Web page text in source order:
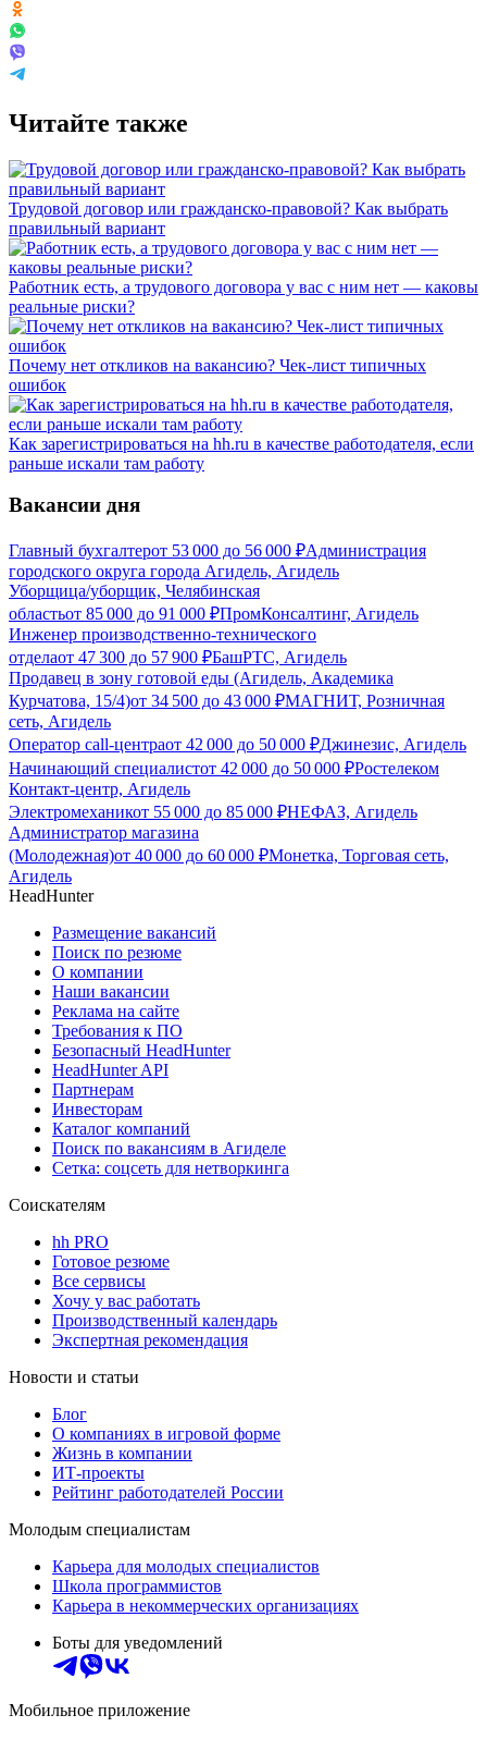
Читайте также
Трудовой договор или гражданско-правовой? Как выбрать
правильный вариант
Работник есть, а трудового договора у вас с ним нет — каковы
реальные риски?
Почему нет откликов на вакансию? Чек-лист типичных
ошибок
Как зарегистрироваться на hh.ru в качестве работодателя, если
раньше искали там работу
Вакансии дня
Главный бухгалтерот 53 000 до 56 000 ₽Администрация
городского округа города Агидель, Агидель
Уборщица/уборщик, Челябинская
областьот 85 000 до 91 000 ₽ПромКонсалтинг, Агидель
Инженер производственно-технического
отделаот 47 300 до 57 900 ₽БашРТС, Агидель
Продавец в зону готовой еды (Агидель, Академика
Курчатова, 15/4)от 34 500 до 43 000 ₽МАГНИТ, Розничная
сеть, Агидель
Оператор call-центраот 42 000 до 50 000 ₽Джинезис, Агидель
Начинающий специалистот 42 000 до 50 000 ₽Ростелеком
Контакт-центр, Агидель
Электромеханикот 55 000 до 85 000 ₽НЕФАЗ, Агидель
Администратор магазина
(Молодежная)от 40 000 до 60 000 ₽Монетка, Торговая сеть,
Агидель
HeadHunter
Размещение вакансий
Поиск по резюме
О компании
Наши вакансии
Реклама на сайте
Требования к ПО
Безопасный HeadHunter
HeadHunter API
Партнерам
Инвесторам
Каталог компаний
Поиск по вакансиям в Агиделе
Сетка: соцсеть для нетворкинга
Соискателям
hh PRO
Готовое резюме
Все сервисы
Хочу у вас работать
Производственный календарь
Экспертная рекомендация
Новости и статьи
Блог
О компаниях в игровой форме
Жизнь в компании
ИТ-проекты
Рейтинг работодателей России
Молодым специалистам
Карьера для молодых специалистов
Школа программистов
Карьера в некоммерческих организациях
Боты для уведомлений
Мобильное приложение